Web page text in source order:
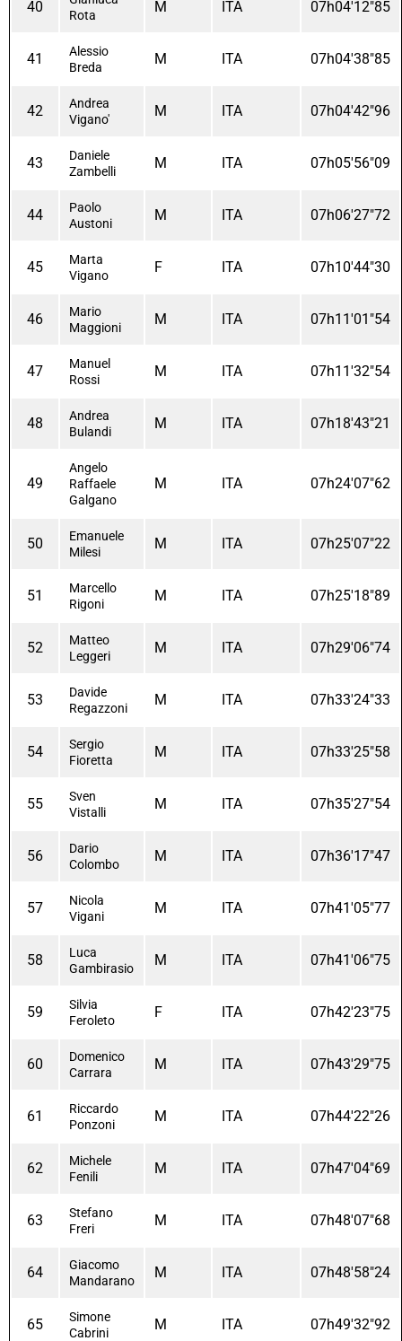
40
Rota
M ITA 07h04'12"85
41
Alessio
Breda
M ITA 07h04'38"85
42
Andrea
Vigano'
M ITA 07h04'42"96
43
Daniele
Zambelli
M ITA 07h05'56"09
44
Paolo
Austoni
M ITA 07h06'27"72
45
Marta
Vigano
F ITA 07h10'44"30
46
Mario
Maggioni
M ITA 07h11'01"54
47
Manuel
Rossi
M ITA 07h11'32"54
48
Andrea
Bulandi
M ITA 07h18'43"21
49
Angelo
Raffaele
Galgano
M ITA 07h24'07"62
50
Emanuele
Milesi
M ITA 07h25'07"22
51
Marcello
Rigoni
M ITA 07h25'18"89
52
Matteo
Leggeri
M ITA 07h29'06"74
53
Davide
Regazzoni
M ITA 07h33'24"33
54
Sergio
Fioretta
M ITA 07h33'25"58
55
Sven
Vistalli
M ITA 07h35'27"54
56
Dario
Colombo
M ITA 07h36'17"47
57
Nicola
Vigani
M ITA 07h41'05"77
58
Luca
Gambirasio
M ITA 07h41'06"75
59
Silvia
Feroleto
F ITA 07h42'23"75
60
Domenico
Carrara
M ITA 07h43'29"75
61
Riccardo
Ponzoni
M ITA 07h44'22"26
62
Michele
Fenili
M ITA 07h47'04"69
63
Stefano
Freri
M ITA 07h48'07"68
64
Giacomo
Mandarano
M ITA 07h48'58"24
65
Simone
Cabrini
M ITA 07h49'32"92